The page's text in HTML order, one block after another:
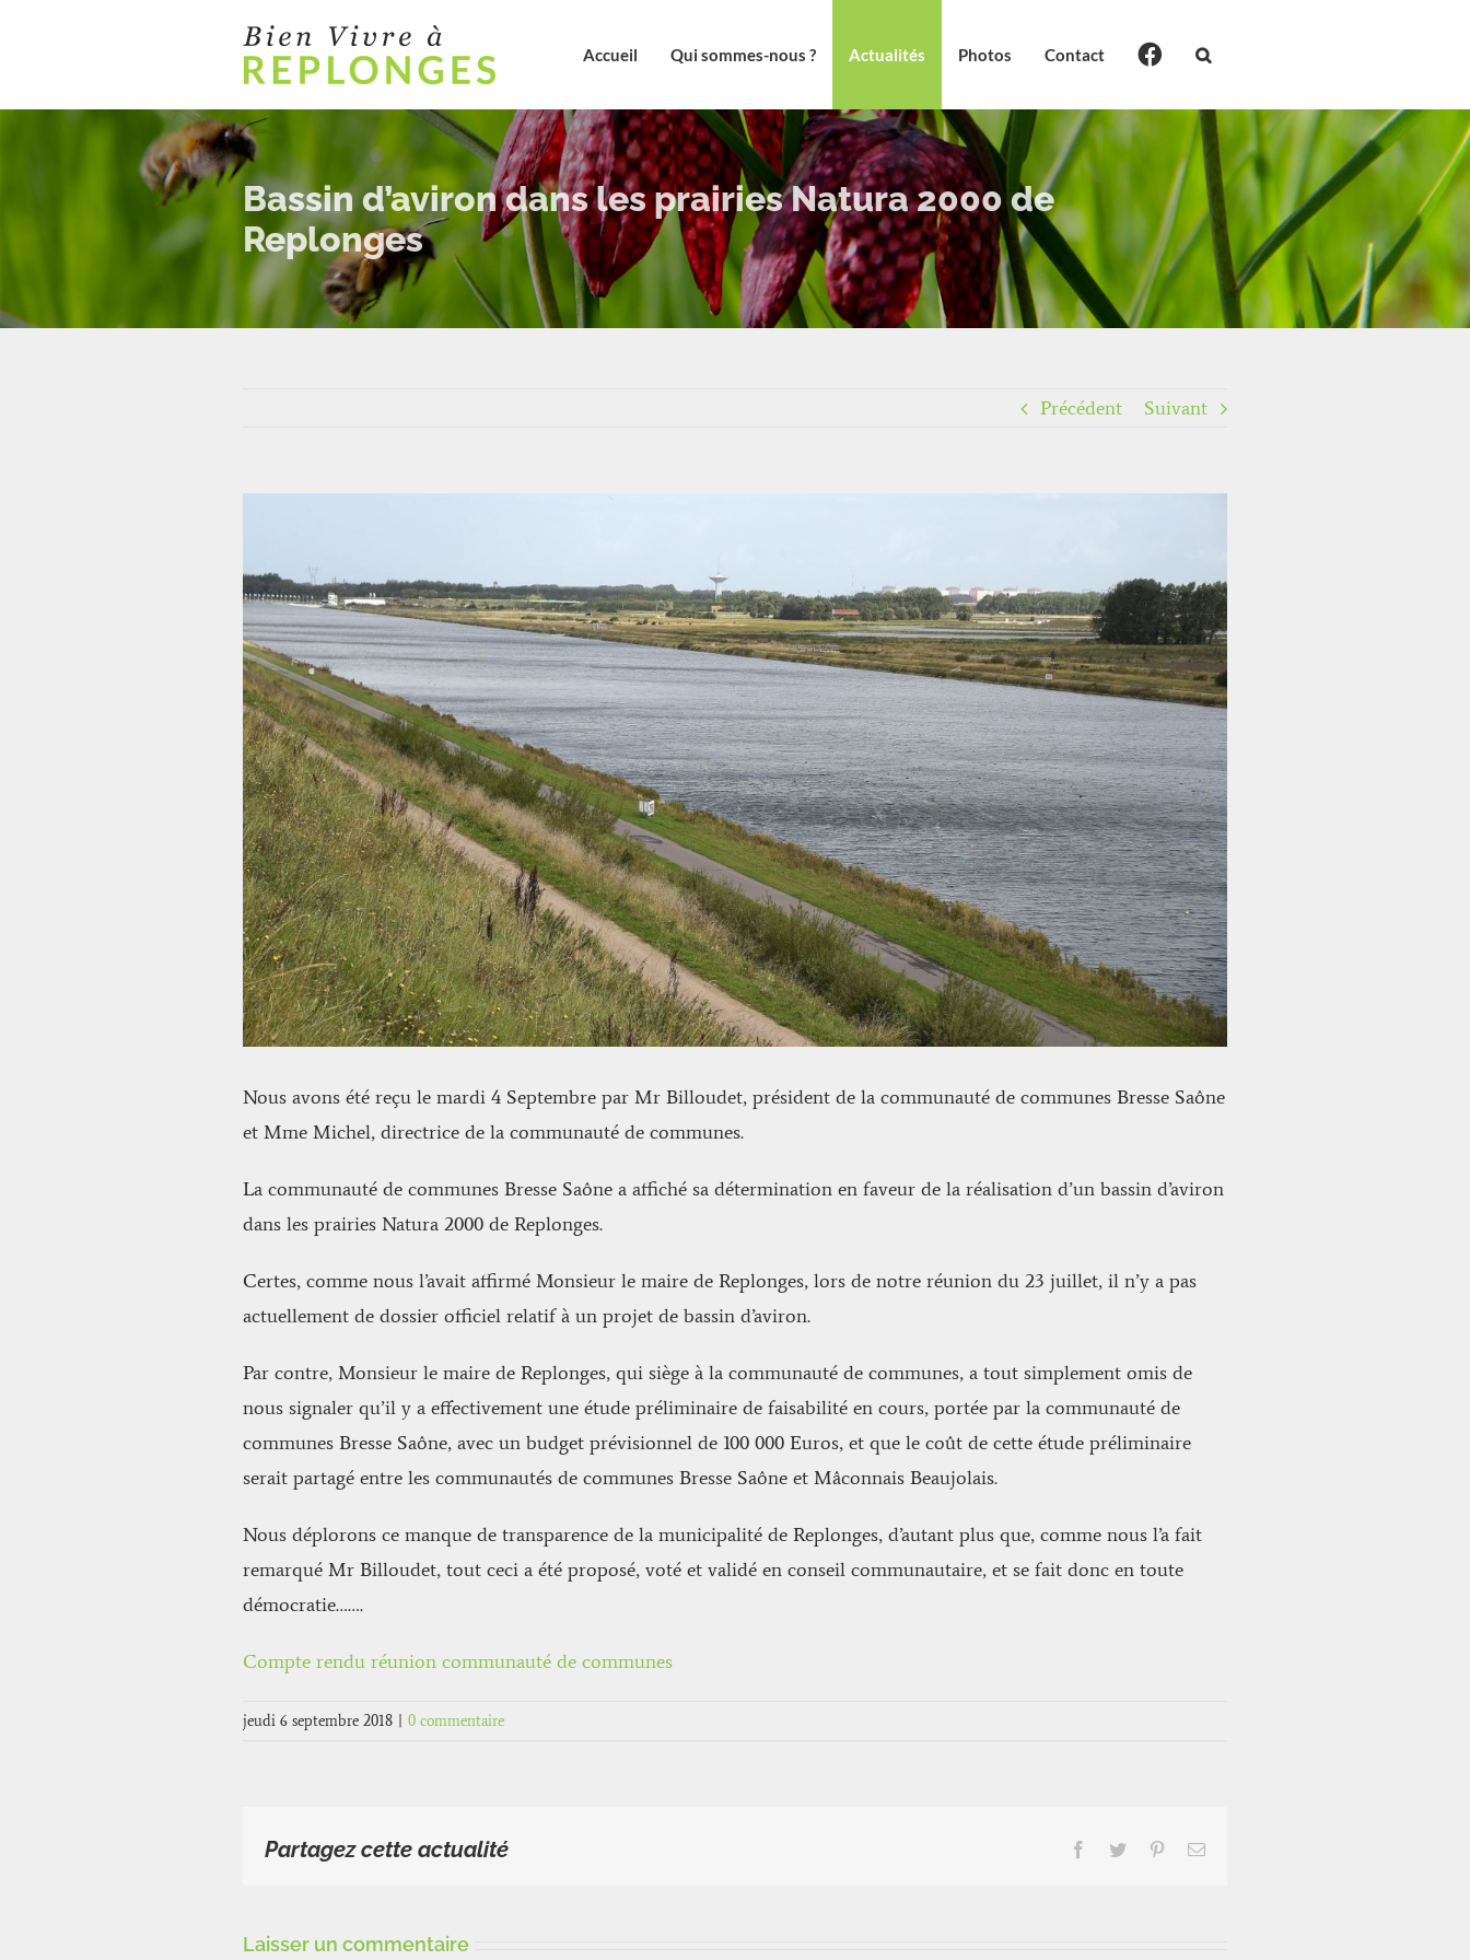
Accueil Qui sommes-nous ? Actualités Photos Contact
Bassin d’aviron dans les prairies Natura 2000 de
Replonges
Précédent Suivant
agrandie
Nous avons été reçu le mardi 4 Septembre par Mr Billoudet, président de la communauté de communes Bresse Saône
et Mme Michel, directrice de la communauté de communes.
La communauté de communes Bresse Saône a affiché sa détermination en faveur de la réalisation d’un bassin d’aviron
dans les prairies Natura 2000 de Replonges.
Certes, comme nous l’avait affirmé Monsieur le maire de Replonges, lors de notre réunion du 23 juillet, il n’y a pas
actuellement de dossier officiel relatif à un projet de bassin d’aviron.
Par contre, Monsieur le maire de Replonges, qui siège à la communauté de communes, a tout simplement omis de
nous signaler qu’il y a effectivement une étude préliminaire de faisabilité en cours, portée par la communauté de
communes Bresse Saône, avec un budget prévisionnel de 100 000 Euros, et que le coût de cette étude préliminaire
serait partagé entre les communautés de communes Bresse Saône et Mâconnais Beaujolais.
Nous déplorons ce manque de transparence de la municipalité de Replonges, d’autant plus que, comme nous l’a fait
remarqué Mr Billoudet, tout ceci a été proposé, voté et validé en conseil communautaire, et se fait donc en toute
démocratie…….
Compte rendu réunion communauté de communes
jeudi 6 septembre 2018 0 commentaire
Partagez cette actualité Facebook
Twitter PinterestEmail
Laisser un commentaire